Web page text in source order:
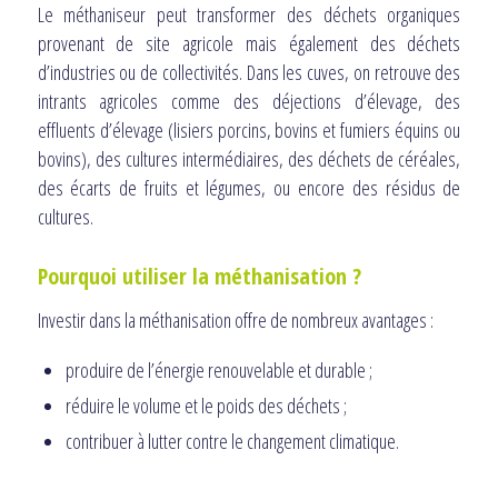
Le méthaniseur peut transformer des déchets organiques
provenant de site agricole mais également des déchets
d’industries ou de collectivités. Dans les cuves, on retrouve des
intrants agricoles comme des déjections d’élevage, des
effluents d’élevage (lisiers porcins, bovins et fumiers équins ou
bovins), des cultures intermédiaires, des déchets de céréales,
des écarts de fruits et légumes, ou encore des résidus de
cultures.
Pourquoi utiliserla méthanisation ?
Investir dans la méthanisation offre de nombreux avantages :
produire de l’énergie renouvelable et durable ;
réduire le volume et le poids des déchets ;
contribuer à lutter contre le changement climatique.